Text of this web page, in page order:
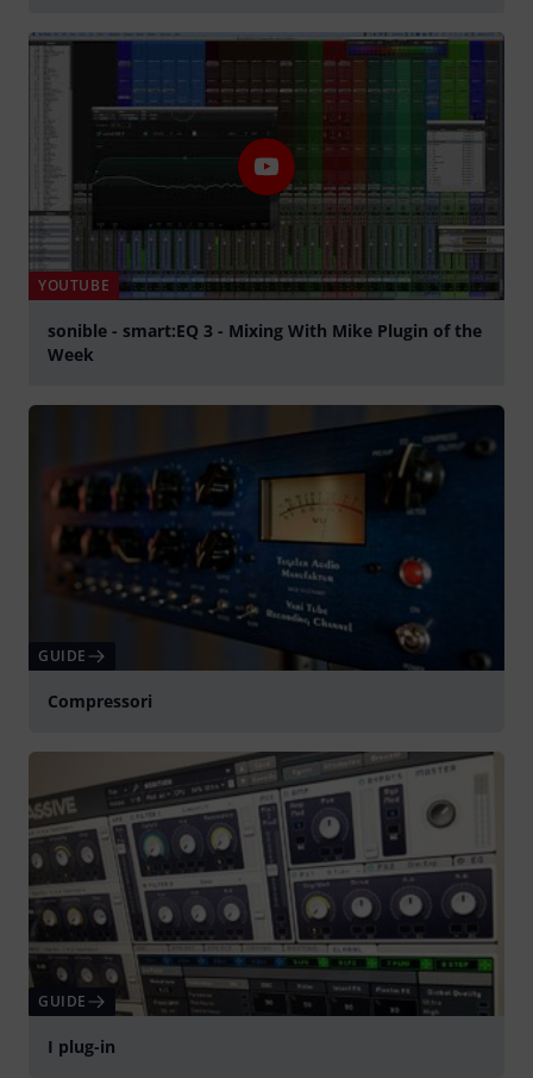
YOUTUBE
sonible - smart:EQ 3 - Mixing With Mike Plugin of the
Week
GUIDE
Compressori
GUIDE
I plug-in